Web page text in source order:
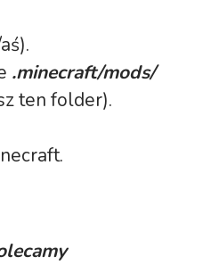
.minecraft/mods/
ten folder).